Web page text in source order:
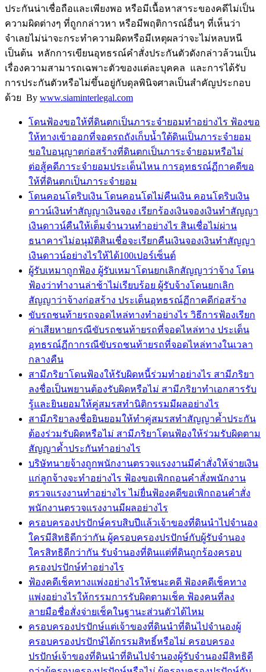
ประกันน่าเชื่อถือและเพียงพอ หรือมีเนื้อหาสาระของคดีไม่เป็น
ความผิดต่างๆ ที่ถูกกล่าวหา หรือมีพฤติการณ์อื่นๆ ที่เห็นว่า
จำเลยไม่น่าจะกระทำความผิดหรือมีเหตุผลว่าจะไม่หลบหนี
เป็นต้น หลักการเขียนอุทธรณ์คำสั่งประกันตัวดังกล่าวล้วนเป็น
เรื่องความสามารถเฉพาะตัวของแต่ละบุคคล และการได้รับ
การประกันตัวหรือไม่ขึ้นอยู่กับดุลพินิจศาลเป็นสำคัญประกอบ
ด้วย By www.siaminterlegal.com
โดนฟ้องขอให้ที่ดินตกเป็นภาระจำยอมทำอย่างไร ฟ้องขอ
ให้ทางเข้าออกที่จอดรถถังเก็บน้ำใต้ดินเป็นภาระจำยอม
ขอใบอนุญาตก่อสร้างที่ดินตกเป็นภาระจำยอมหรือไม่
ต่อสู้คดีภาระจำยอมประเด็นไหน การอุทธรณ์ฏีกาคดีขอ
ให้ที่ดินตกเป็นภาระจำยอม
โดนคอนโดริบเงิน โดนคอนโดไม่คืนเงิน คอนโดริบเงิน
ดาวน์เงินทำสัญญาเงินจอง เรียกร้องเงินจองเงินทำสัญญา
เงินดาวน์คืนให้เต็มจำนวนทำอย่างไร สินเชื่อไม่ผ่าน
ธนาคารไม่อนุมัติสินเชื่อจะเรียกคืนเงินจองเงินทำสัญญา
เงินดาวน์อย่างไรให้ได้100เปอร์เซ็นต์
ผู้รับเหมาถูกฟ้อง ผู้รับเหมาโดนยกเลิกสัญญาว่าจ้าง โดน
ฟ้องว่าทำงานล่าช้าไม่เรียบร้อย ผู้รับจ้างโดนยกเลิก
สัญญาว่าจ้างก่อสร้าง ประเด็นอุทธรณ์ฏีกาคดีก่อสร้าง
ขับรถชนท้ายรถจอดไหล่ทางทำอย่างไร วิธีการฟ้องเรียก
ค่าเสียหายกรณีขับรถชนท้ายรถที่จอดไหล่ทาง ประเด็น
อุทธรณ์ฏีกากรณีขับรถชนท้ายรถที่จอดไหล่ทางในเวลา
กลางคืน
สามีภริยาโดนฟ้องให้รับผิดหนี้ร่วมทำอย่างไร สามีภริยา
ลงชื่อเป็นพยานต้องรับผิดหรือไม่ สามีภริยาทำเอกสารรับ
รู้และยินยอมให้คู่สมรสทำนิติกรรมมีผลอย่างไร
สามีภริยาลงชื่อยินยอมให้ทำคู่สมรสทำสัญญาค้ำประกัน
ต้องร่วมรับผิดหรือไม่ สามีภริยาโดนฟ้องให้ร่วมรับผิดตาม
สัญญาค้ำประกันทำอย่างไร
บริษัทนายจ้างถูกพนักงานตรวจแรงงานมีคำสั่งให้จ่ายเงิน
แก่ลูกจ้างจะทำอย่างไร ฟ้องขอเพิกถอนคำสั่งพนักงาน
ตรวจแรงงานทำอย่างไร ไม่ยื่นฟ้องคดีขอเพิกถอนคำสั่ง
พนักงานตรวจแรงงานมีผลอย่างไร
ครอบครองปรปักษ์ครบสิบปีแล้วเจ้าของที่ดินนำไปจำนอง
ใครมีสิทธิดีกว่ากัน ผู้ครอบครองปรปักษ์กับผู้รับจำนอง
ใครสิทธิดีกว่ากัน รับจำนองที่ดินแต่ที่ดินถูกร้องครอบ
ครองปรปักษ์ทำอย่างไร
ฟ้องคดีเช็คทางแพ่งอย่างไรให้ชนะคดี ฟ้องคดีเช็คทาง
แพ่งอย่างไรให้กรรมการรับผิดตามเช็ค ฟ้องคนที่ลง
ลายมือชื่อสั่งจ่ายเช็คในฐานะส่วนตัวได้ไหม
ครอบครองปรปักษ์แต่เจ้าของที่ดินนำที่ดินไปจำนองผู้
ครอบครองปรปักษ์ได้กรรมสิทธิ์หรือไม่ ครอบครอง
ปรปักษ์เจ้าของที่ดินนำที่ดินไปจำนองผู้รับจำนองมีสิทธิดี